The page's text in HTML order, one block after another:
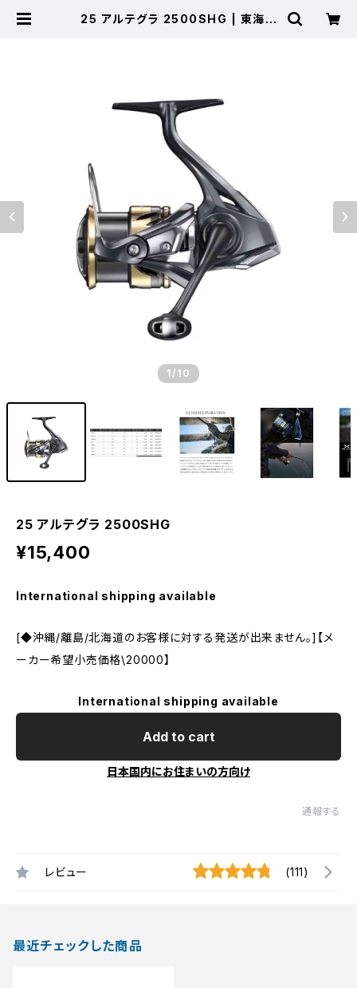
25 アルテグラ 2500SHG | 東海つ
1 /10
25 アルテグラ 2500SHG
¥15,400
International shipping available
[◆沖縄/離島/北海道のお客様に対する発送が出来ません。]【メ
ーカー希望小売価格\20000】
International shipping available
Add to cart
日本国内にお住まいの方向け
通報する
レビュー (111)
最近チェックした商品